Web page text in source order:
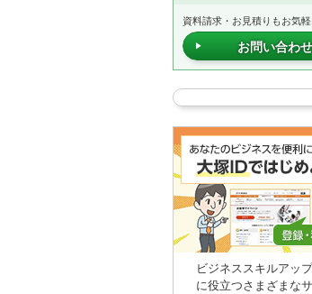
資料請求・お見積りもお気軽
お問い合わせ
ビジネススキルアッ
に役立つさまざまな